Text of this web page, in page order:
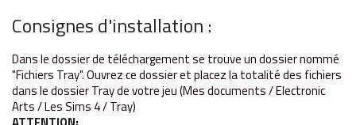
Consignes d'installation :
Dans le dossier de téléchargement se trouve un dossier nommé
"Fichiers Tray". Ouvrez ce dossier et placez la totalité des fichiers
dans le dossier Tray de votre jeu (Mes documents / Electronic
Arts / Les Sims 4 / Tray)